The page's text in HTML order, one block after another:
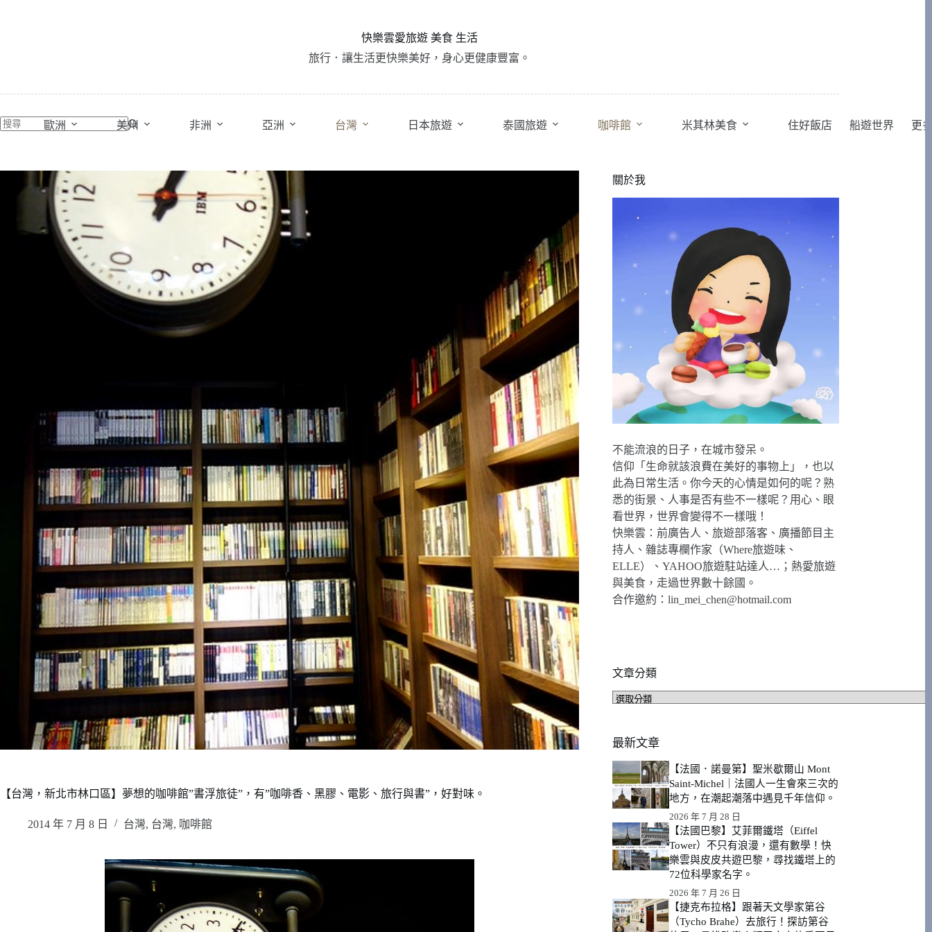
容
快樂雲愛旅遊 美食 生活
旅行．讓生活更快樂美好，身心更健康豐富。
歐洲 美州 非洲 亞洲 台灣 日本旅遊 泰國旅遊 咖啡館 米其林美食 住好飯店 船遊世界 更
【台灣，新北市林口區】夢想的咖啡館”書浮旅徒”，有”咖啡香、黑膠、電影、旅行與書”，好對味。
2014 年 7 月 8 日 台灣, 台灣, 咖啡館
關於我
不能流浪的日子，在城市發呆。
信仰「生命就該浪費在美好的事物上」，也以
此為日常生活。你今天的心情是如何的呢？熟
悉的街景、人事是否有些不一樣呢？用心、眼
看世界，世界會變得不一樣哦！
快樂雲：前廣告人、旅遊部落客、廣播節目主
持人、雜誌專欄作家（Where旅遊味、
ELLE）、YAHOO旅遊駐站達人…；熱愛旅遊
與美食，走過世界數十餘國。
合作邀約：lin_mei_chen@hotmail.com
文章分類
文
類
最新文章
【法國．諾曼第】聖米歇爾山 Mont
Saint-Michel｜法國人一生會來三次的
地方，在潮起潮落中遇見千年信仰。
2026 年 7 月 28 日
【法國巴黎】艾菲爾鐵塔（Eiffel
Tower）不只有浪漫，還有數學！快
樂雲與皮皮共遊巴黎，尋找鐵塔上的
72位科學家名字。
2026 年 7 月 26 日
【捷克布拉格】跟著天文學家第谷
（Tycho Brahe）去旅行！探訪第谷